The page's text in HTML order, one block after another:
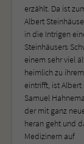
erzählt. Da ist
Albert
in die Intrigen
Steinhäusers
einem sehr viel
heimlich zu
eintrifft, ist
Samuel
der mit ganz
heran geht und
Medizinern auf